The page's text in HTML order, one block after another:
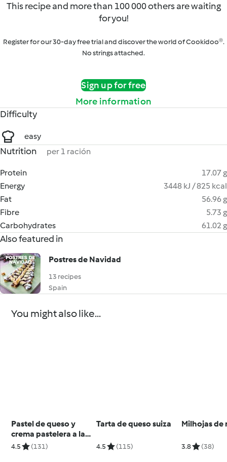
This recipe and more than 100 000 others are waiting
for you!
Register for our 30-day free trial and discover the world of Cookidoo®.
No strings attached.
Sign up for free
More information
Difficulty
easy
Nutrition per 1 ración
Protein
17.07 g
Energy
3448 kJ / 825 kcal
Fat
56.96 g
Fibre
5.73 g
Carbohydrates
61.02 g
Also featured in
Postres de Navidad
13 recipes
Spain
You might also like...
Pastel de queso y
crema pastelera a la
canela
4.5 (131)
Tarta de queso suiza
4.5 (115)
Milhojas de
3.8 (38)